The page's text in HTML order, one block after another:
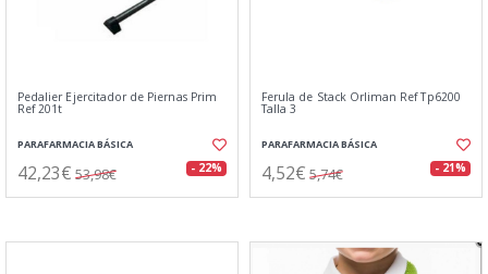
Pedalier Ejercitador de Piernas Prim
Ref 201t
PARAFARMACIA BÁSICA
42,23€ 53,98€ - 22%
Ferula de Stack Orliman Ref Tp6200
Talla 3
PARAFARMACIA BÁSICA
4,52€ 5,74€ - 21%